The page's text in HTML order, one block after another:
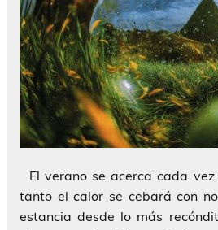
El verano se acerca cada
tanto el calor se cebará con
estancia desde lo más